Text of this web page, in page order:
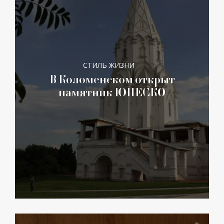
СТИЛЬ ЖИЗНИ
В Коломенском открыт
памятник ЮНЕСКО